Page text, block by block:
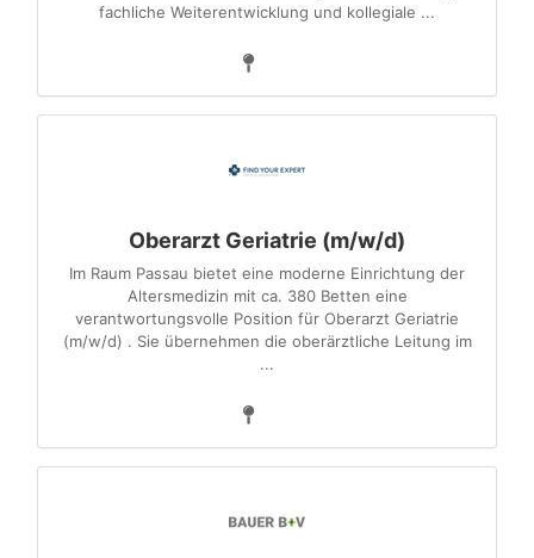
fachliche Weiterentwicklung und kollegiale ...
Oberarzt Geriatrie (m/w/d)
Im Raum Passau bietet eine moderne Einrichtung der
Altersmedizin mit ca. 380 Betten eine
verantwortungsvolle Position für Oberarzt Geriatrie
(m/w/d) . Sie übernehmen die oberärztliche Leitung im
...